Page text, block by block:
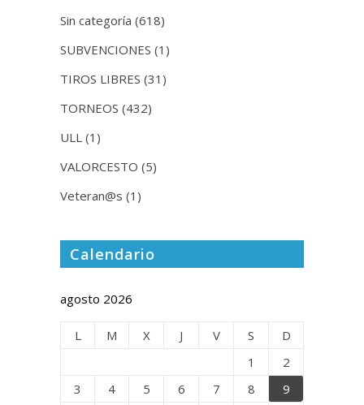
Sin categoría (618)
SUBVENCIONES (1)
TIROS LIBRES (31)
TORNEOS (432)
ULL (1)
VALORCESTO (5)
Veteran@s (1)
Calendario
agosto 2026
L M X J V S
D
1
2
3
4 5 6 7 8
9